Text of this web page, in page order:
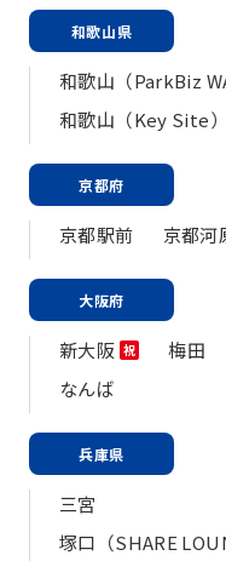
和歌山県
和歌山（ParkBiz
和歌山（Key Site）
京都府
京都駅前 京都河
大阪府
新大阪 祝 梅田
なんば
兵庫県
三宮
塚口（SHARE